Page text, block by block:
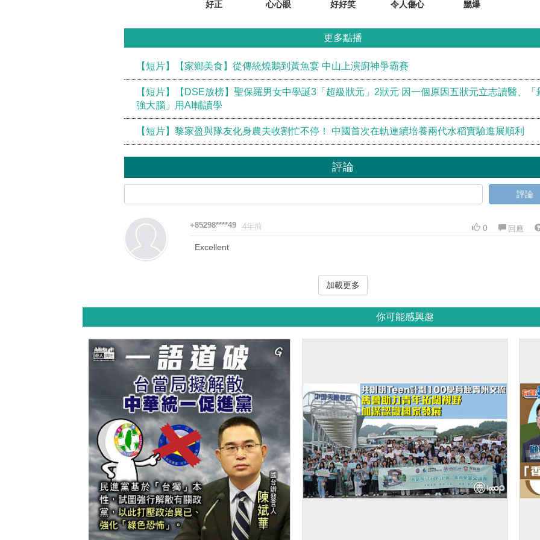
好正 心心眼 好好笑 令人傷心 嬲爆
更多點播
【短片】【家鄉美食】從傳統燒鵝到黃魚宴 中山上演廚神爭霸賽
【短片】【DSE放榜】聖保羅男女中學誕3「超級狀元」2狀元 因一個原因五狀元立志讀醫、「
強大腦」用AI輔讀學
【短片】黎家盈與隊友化身農夫收割忙不停！ 中國首次在軌連續培養兩代水稻實驗進展順利
評論
評論
+85298****49 4年前 0 回應
Excellent
加載更多
你可能感興趣